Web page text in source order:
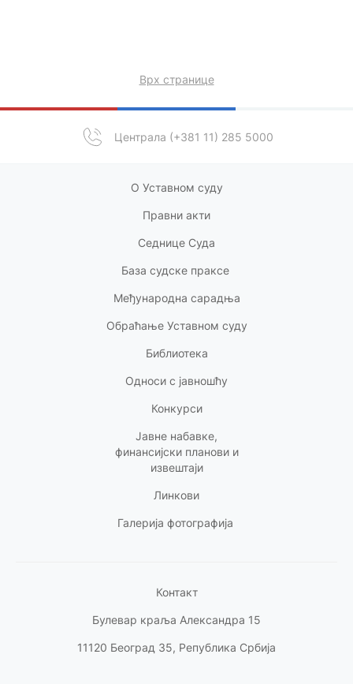
Централа (+381 11) 285 5000
Врх странице
О Уставном суду
Правни акти
Седнице Суда
База судске праксе
Међународна сарадња
Обраћање Уставном суду
Библиотека
Односи с јавношћу
Конкурси
Јавне набавке,
финансијски планови и
извештаји
Линкови
Галерија фотографија
Контакт
Булевар краља Александра 15
11120 Београд 35, Република Србија